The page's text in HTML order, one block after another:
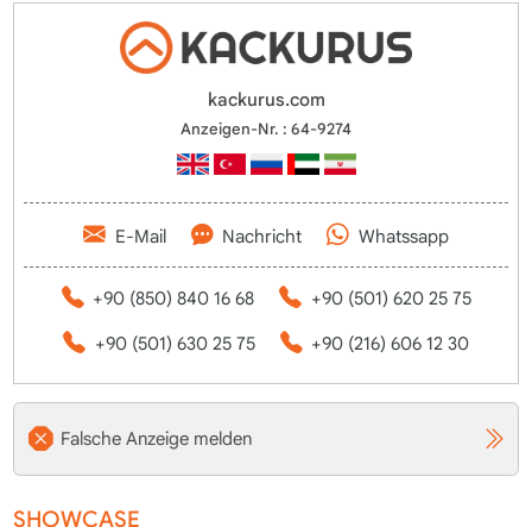
kackurus.com
Anzeigen-Nr. : 64-9274
E-Mail Nachricht Whatssapp
+90 (850) 840 16 68 +90 (501) 620 25 75
+90 (501) 630 25 75 +90 (216) 606 12 30
Falsche Anzeige melden
SHOWCASE